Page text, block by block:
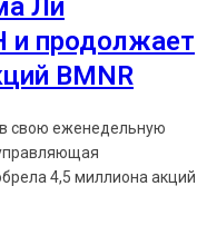
Ли
и продолжает
BMNR
свою еженедельную
4,5 миллиона акций